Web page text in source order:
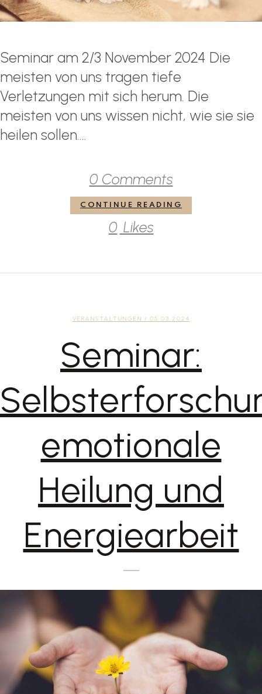
Seminar am 2/3 November 2024 Die
meisten von uns tragen tiefe
Verletzungen mit sich herum. Die
meisten von uns wissen nicht, wie sie sie
heilen sollen....
0 Comments
CONTINUE READING
0 Likes
VERANSTALTUNGEN / 05.03.2024
Seminar:
emotionale
Heilung und
Energiearbeit